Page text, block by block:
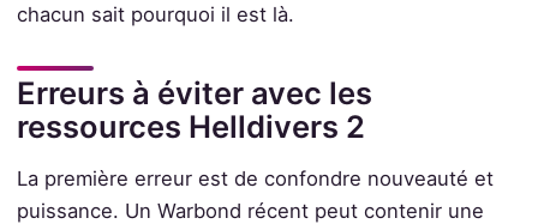
chacun sait pourquoi il est là.
Erreurs à éviter avec les
ressources Helldivers 2
La première erreur est de confondre nouveauté et
puissance. Un Warbond récent peut contenir une